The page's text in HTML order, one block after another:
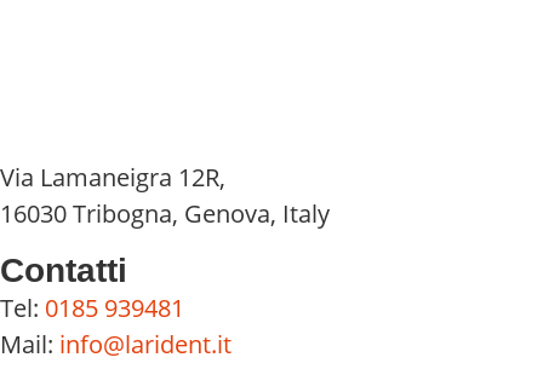
Via Lamaneigra 12R,
16030 Tribogna, Genova, Italy
Contatti
Tel: 0185 939481
Mail: info@larident.it